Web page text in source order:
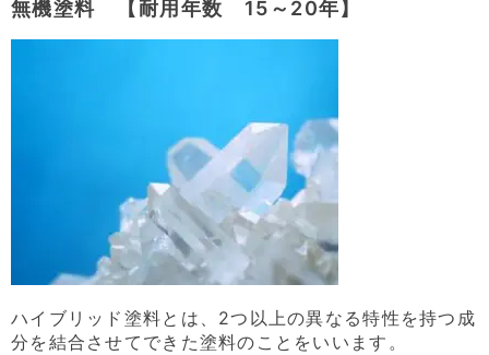
無機塗料 【耐用年数 15～20年】
ハイブリッド塗料とは、2つ以上の異なる特性を持つ成
分を結合させてできた塗料のことをいいます。